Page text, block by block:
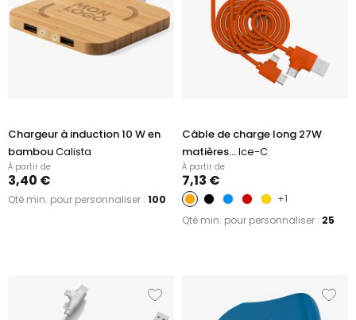
Chargeur à induction 10 W en
bambouCalista
À partir de
3,40 €
Qté min. pour personnaliser : 100
Câble de charge long 27W
matières...Ice-C
À partir de
7,13 €
+1
Qté min. pour personnaliser : 25